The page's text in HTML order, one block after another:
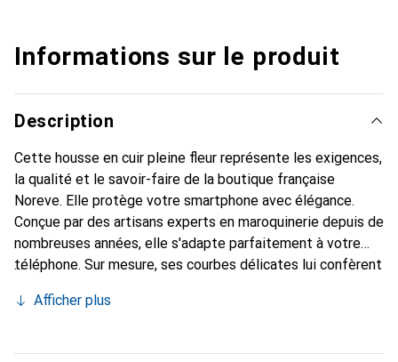
Informations sur le produit
Description
Cette housse en cuir pleine fleur représente les exigences,
la qualité et le savoir-faire de la boutique française
Noreve. Elle protège votre smartphone avec élégance.
Conçue par des artisans experts en maroquinerie depuis de
nombreuses années, elle s'adapte parfaitement à votre
téléphone. Sur mesure, ses courbes délicates lui confèrent
et indispensable pour votre smartphone. Reconnaissance
marque Noreve est un choix sûr pour une clientèle
Afficher plus